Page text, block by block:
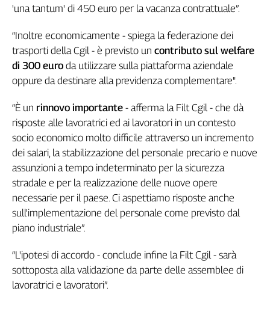
Speciali
G8
Genova,
il
sangue
ragione
120
anni
Cgil
Academy
Collettiva
Play
Rubriche
Talk
La
settimana
'una tantum' di 450 euro per la vacanza contrattuale”.
“Inoltre economicamente - spiega la federazione dei
trasporti della Cgil - è previsto un contributo sul welfare
di 300 euro da utilizzare sulla piattaforma aziendale
oppure da destinare alla previdenza complementare".
“È un rinnovo importante - afferma la Filt Cgil - che dà
risposte alle lavoratrici ed ai lavoratori in un contesto
socio economico molto difficile attraverso un incremento
dei salari, la stabilizzazione del personale precario e nuove
assunzioni a tempo indeterminato per la sicurezza
stradale e per la realizzazione delle nuove opere
necessarie per il paese. Ci aspettiamo risposte anche
sull'implementazione del personale come previsto dal
piano industriale”.
“L'ipotesi di accordo - conclude infine la Filt Cgil - sarà
sottoposta alla validazione da parte delle assemblee di
lavoratrici e lavoratori”.